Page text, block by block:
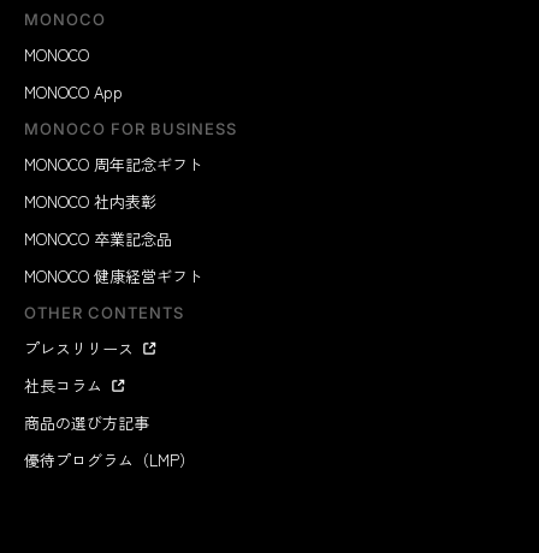
MONOCO
MONOCO
MONOCO App
MONOCO FOR BUSINESS
MONOCO 周年記念ギフト
MONOCO 社内表彰
MONOCO 卒業記念品
MONOCO 健康経営ギフト
OTHER CONTENTS
プレスリリース
社長コラム
商品の選び方記事
優待プログラム（LMP）